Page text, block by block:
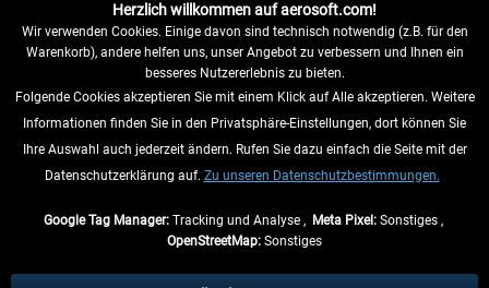
VERTRAG WIDERRUFEN
INFORMATIONEN
Herzlich willkommen auf aerosoft.com!
Wir verwenden Cookies. Einige davon sind technisch notwendig (z.B. für den
Warenkorb), andere helfen uns, unser Angebot zu verbessern und Ihnen ein
besseres Nutzererlebnis zu bieten.
Folgende Cookies akzeptieren Sie mit einem Klick auf Alle akzeptieren. Weitere
Informationen finden Sie in den Privatsphäre-Einstellungen, dort können Sie
Ihre Auswahl auch jederzeit ändern. Rufen Sie dazu einfach die Seite mit der
Datenschutzerklärung auf. Zu unseren Datenschutzbestimmungen.
Google Tag Manager:Tracking und Analyse , Meta Pixel:Sonstiges ,
OpenStreetMap: Sonstiges